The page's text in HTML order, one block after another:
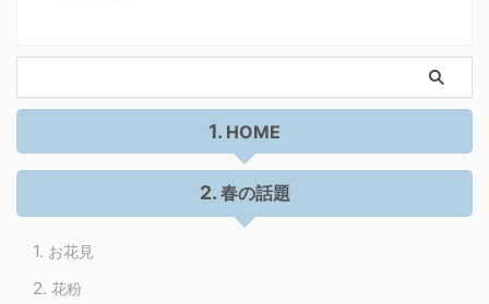
HOME
春の話題
お花見
花粉